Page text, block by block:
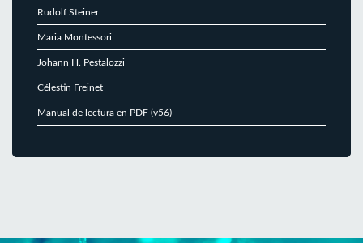
Rudolf Steiner
Maria Montessori
Johann H. Pestalozzi
Célestin Freinet
Manual de lectura en PDF (v56)